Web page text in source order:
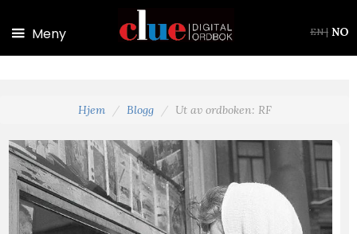
Meny EN| NO
Hjem Blogg Ut av ordboken: RF